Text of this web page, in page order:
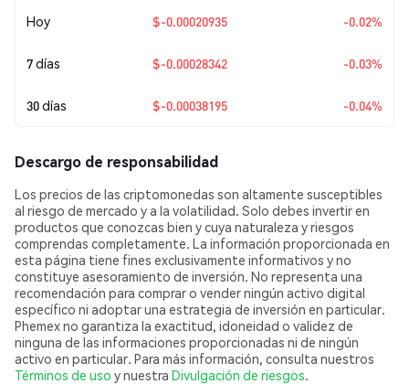
Hoy $-0.00020935 -0.02%
7 días $-0.00028342 -0.03%
30 días $-0.00038195 -0.04%
Descargo de responsabilidad
Los precios de las criptomonedas son altamente susceptibles
al riesgo de mercado y a la volatilidad. Solo debes invertir en
productos que conozcas bien y cuya naturaleza y riesgos
comprendas completamente. La información proporcionada en
esta página tiene fines exclusivamente informativos y no
constituye asesoramiento de inversión. No representa una
recomendación para comprar o vender ningún activo digital
específico ni adoptar una estrategia de inversión en particular.
Phemex no garantiza la exactitud, idoneidad o validez de
ninguna de las informaciones proporcionadas ni de ningún
activo en particular. Para más información, consulta nuestros
Términos de uso y nuestra Divulgación de riesgos.